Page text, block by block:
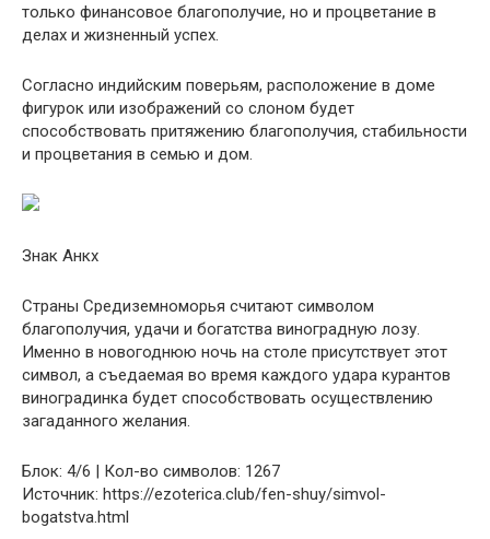
только финансовое благополучие, но и процветание в
делах и жизненный успех.
Согласно индийским поверьям, расположение в доме
фигурок или изображений со слоном будет
способствовать притяжению благополучия, стабильности
и процветания в семью и дом.
Знак Анкх
Страны Средиземноморья считают символом
благополучия, удачи и богатства виноградную лозу.
Именно в новогоднюю ночь на столе присутствует этот
символ, а съедаемая во время каждого удара курантов
виноградинка будет способствовать осуществлению
загаданного желания.
Блок: 4/6 | Кол-во символов: 1267
Источник: https://ezoterica.club/fen-shuy/simvol-
bogatstva.html